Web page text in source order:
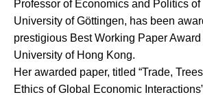
Professor of Economics and Politics
University of Göttingen, has been
prestigious Best Working Paper
University of Hong Kong.
Her awarded paper, titled “Trade,
Ethics of Global Economic